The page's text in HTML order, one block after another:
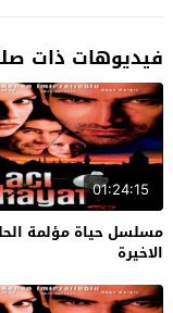
فيديوهات ذات
01:24:15
الاخيرة